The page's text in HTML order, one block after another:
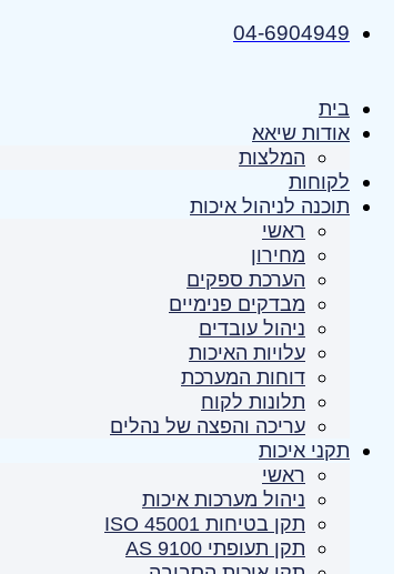
04-6904949
בית
אודות שיאא
המלצות
לקוחות
תוכנה לניהול איכות
ראשי
מחירון
הערכת ספקים
מבדקים פנימיים
ניהול עובדים
עלויות האיכות
דוחות המערכת
תלונות לקוח
עריכה והפצה של נהלים
תקני איכות
ראשי
ניהול מערכות איכות
תקן בטיחות ISO 45001
תקן תעופתי AS 9100